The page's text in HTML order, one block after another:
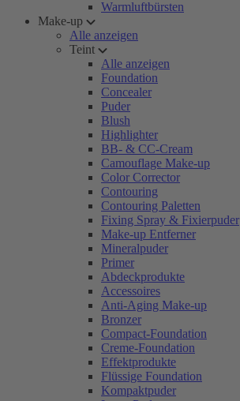
Warmluftbürsten
Make-up
Alle anzeigen
Teint
Alle anzeigen
Foundation
Concealer
Puder
Blush
Highlighter
BB- & CC-Cream
Camouflage Make-up
Color Corrector
Contouring
Contouring Paletten
Fixing Spray & Fixierpuder
Make-up Entferner
Mineralpuder
Primer
Abdeckprodukte
Accessoires
Anti-Aging Make-up
Bronzer
Compact-Foundation
Creme-Foundation
Effektprodukte
Flüssige Foundation
Kompaktpuder